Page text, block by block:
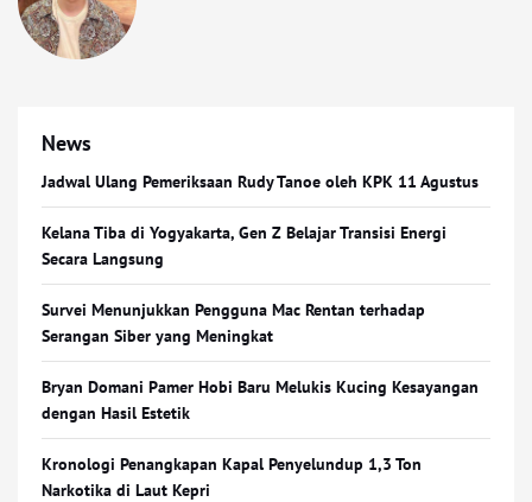
News
Jadwal Ulang Pemeriksaan Rudy Tanoe oleh KPK 11 Agustus
Kelana Tiba di Yogyakarta, Gen Z Belajar Transisi Energi
Secara Langsung
Survei Menunjukkan Pengguna Mac Rentan terhadap
Serangan Siber yang Meningkat
Bryan Domani Pamer Hobi Baru Melukis Kucing Kesayangan
dengan Hasil Estetik
Kronologi Penangkapan Kapal Penyelundup 1,3 Ton
Narkotika di Laut Kepri